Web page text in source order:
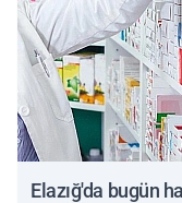
Elazığ'da bugün